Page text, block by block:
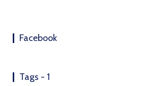
Facebook
Tags - 1